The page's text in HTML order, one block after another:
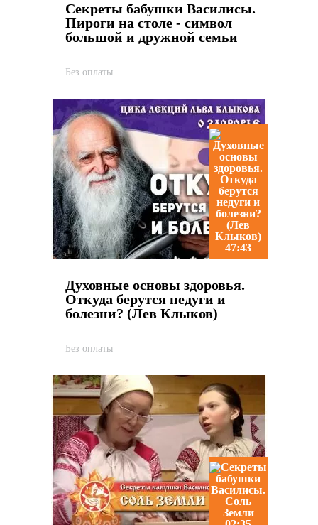
Секреты бабушки Василисы.
Пироги на столе - символ
большой и дружной семьи
Без оплаты
47:43
Духовные основы здоровья.
Откуда берутся недуги и
болезни? (Лев Клыков)
Без оплаты